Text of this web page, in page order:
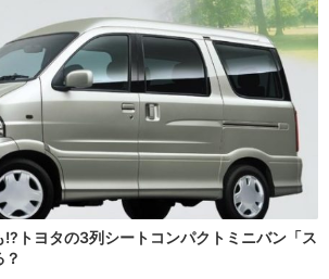
トヨタの3列シートコンパクトミニバン「ス